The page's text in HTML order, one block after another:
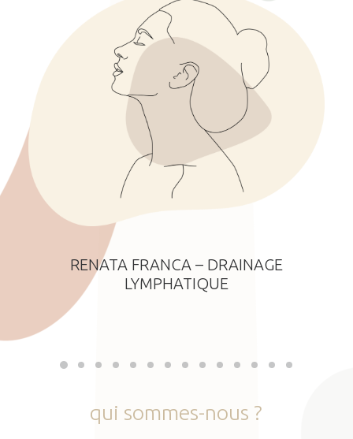
RENATA FRANCA – DRAINAGE
LYMPHATIQUE
qui sommes-nous ?